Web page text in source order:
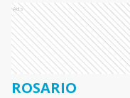
Ads
ROSARIO